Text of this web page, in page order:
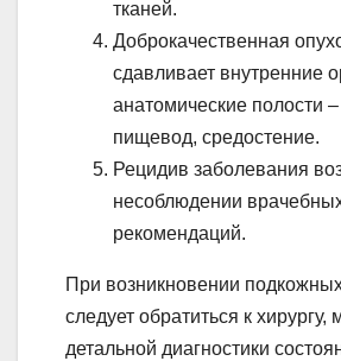
тканей.
Доброкачественная
сдавливает внутренние
анатомические полости
пищевод, средостение.
Рецидив заболевания
несоблюдении
рекомендаций.
При возникновении
следует обратиться к
детальной диагностики